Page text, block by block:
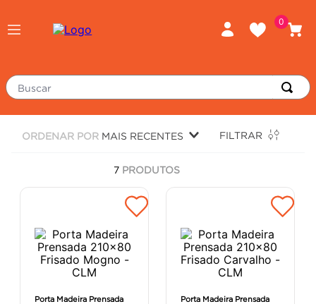
0
Buscar
ORDENAR POR MAIS RECENTES FILTRAR
7 PRODUTOS
Porta Madeira Prensada
Porta Madeira Prensada
massa corrida
chuveiro
argamassa